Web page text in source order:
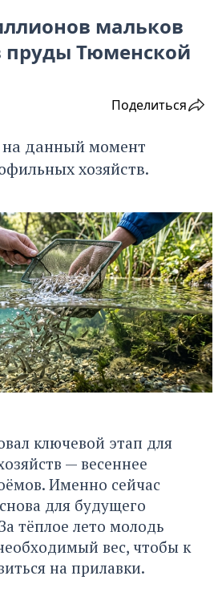
мальков
пруды Тюменской
Поделиться
на данный момент
хозяйств.
ключевой этап для
— весеннее
Именно сейчас
для будущего
тёплое лето молодь
вес, чтобы к
на прилавки.